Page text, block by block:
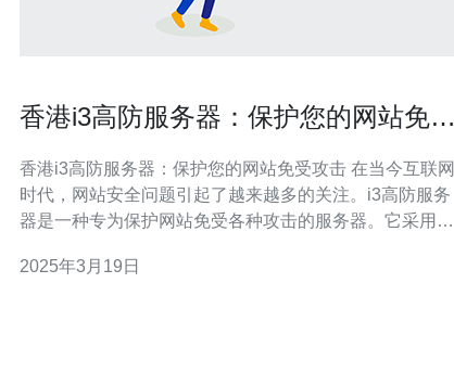
香港i3高防服务器：保护您的网站免受
香港i3高防服务器：保护您的网站免受攻击 在当今互联网
时代，网站安全问题引起了越来越多的关注。i3高防服务
器是一种专为保护网站免受各种攻击的服务器。它采用先
攻击、CC攻击和恶意软件等威胁。 香港作为国际金融中
2025年3月19日